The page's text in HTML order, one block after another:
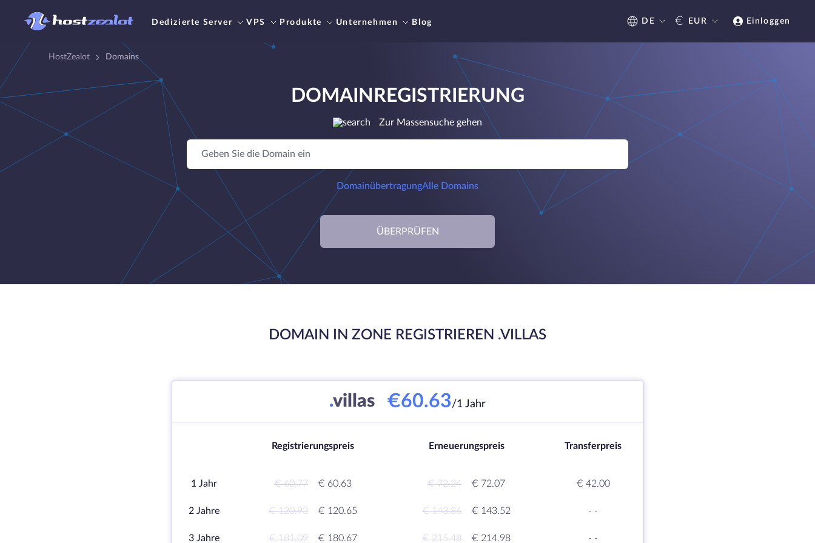
Dedizierte Server VPS Produkte Unternehmen Blog DE € EUR Einloggen
HostZealot Domains
DOMAINREGISTRIERUNG
Zur Massensuche gehen
DomainübertragungAlle Domains
ÜBERPRÜFEN
DOMAIN IN ZONE REGISTRIEREN .VILLAS
.villas €60.63/1 Jahr
Registrierungspreis Erneuerungspreis Transferpreis
1 Jahr € 60.77 € 60.63 € 72.24 € 72.07 € 42.00
2 Jahre € 120.93 € 120.65 € 143.86 € 143.52 - -
3 Jahre € 181.09 € 180.67 € 215.48 € 214.98 - -